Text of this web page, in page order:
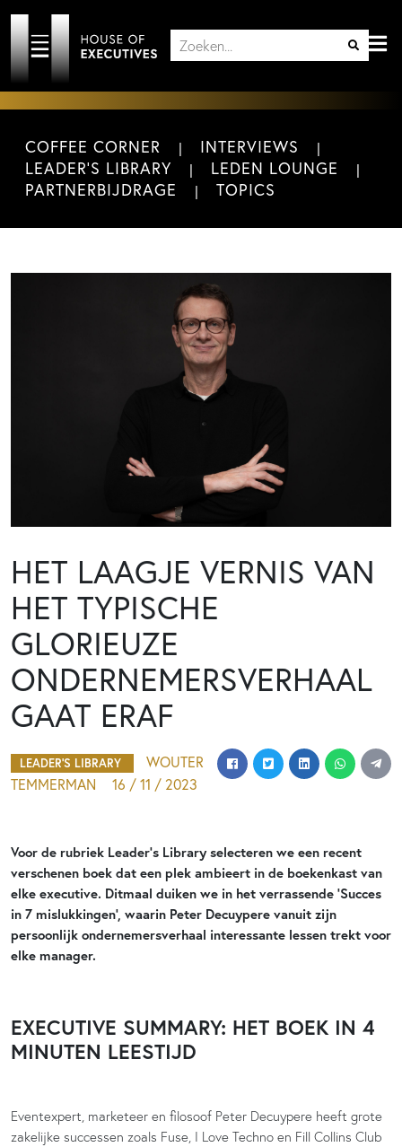
COFFEE CORNER
INTERVIEWS
LEADER'S LIBRARY
LEDEN LOUNGE
PARTNERBIJDRAGE
TOPICS
HET LAAGJE VERNIS VAN
HET TYPISCHE
GLORIEUZE
ONDERNEMERSVERHAAL
GAAT ERAF
LEADER'S LIBRARY
WOUTER
TEMMERMAN
16 / 11 / 2023
Voor de rubriek Leader’s Library selecteren we een recent
verschenen boek dat een plek ambieert in de boekenkast van
elke executive. Ditmaal duiken we in het verrassende ‘Succes
in 7 mislukkingen’, waarin Peter Decuypere vanuit zijn
persoonlijk ondernemersverhaal interessante lessen trekt voor
elke manager.
EXECUTIVE SUMMARY: HET BOEK IN 4
MINUTEN LEESTIJD
Eventexpert, marketeer en filosoof Peter Decuypere heeft grote
zakelijke successen zoals Fuse, I Love Techno en Fill Collins Club